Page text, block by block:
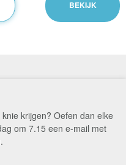
krijgen? Oefen dan elke
om 7.15 een e-mail met